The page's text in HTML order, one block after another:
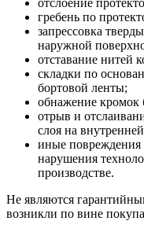
гребень по
запрессовка
наружной
отставание нитей
складки по
бортовой ленты;
обнажение кромок
отрыв и
слоя на
иные
нарушения
производстве.
Не являются
возникли по вине